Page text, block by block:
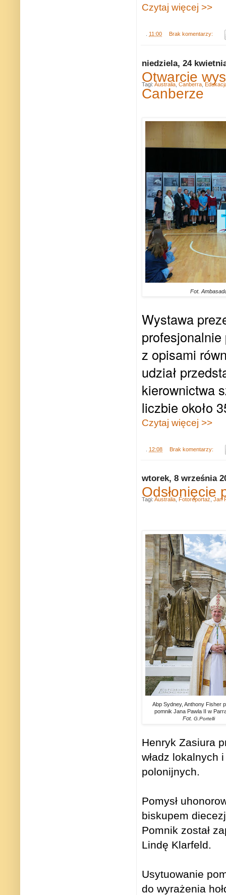
Czytaj więcej >>
11:00 Brak komentarzy:
niedziela, 24
Otwarcie
Canberze
Fot.
Wystawa
z opisami
udział
kierownictwa
liczbie około
Czytaj więcej >>
12:08 Brak komentarzy:
Tagi: Australia Canberra
wtorek, 8 września
Odsłonięcie
Abp Sydney, Anthony Fisher
pomnik Jana Pawla II w
Fot. G.Portelli
Henryk Zasiura
władz lokalnych
polonijnych.
Pomysł
biskupem
Pomnik został
Lindę Klarfeld.
Usytuowanie
do wyrażenia
Tagi: Australia Fotoreportaż Jan